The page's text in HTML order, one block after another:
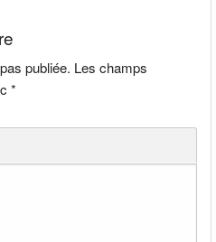
publiée. Les champs
*